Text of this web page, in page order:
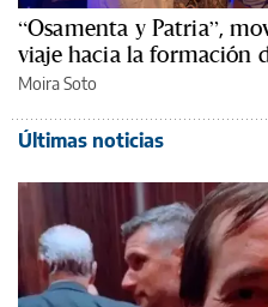
“Osamenta y Patria”,
viaje hacia la formación
Moira Soto
Últimas noticias